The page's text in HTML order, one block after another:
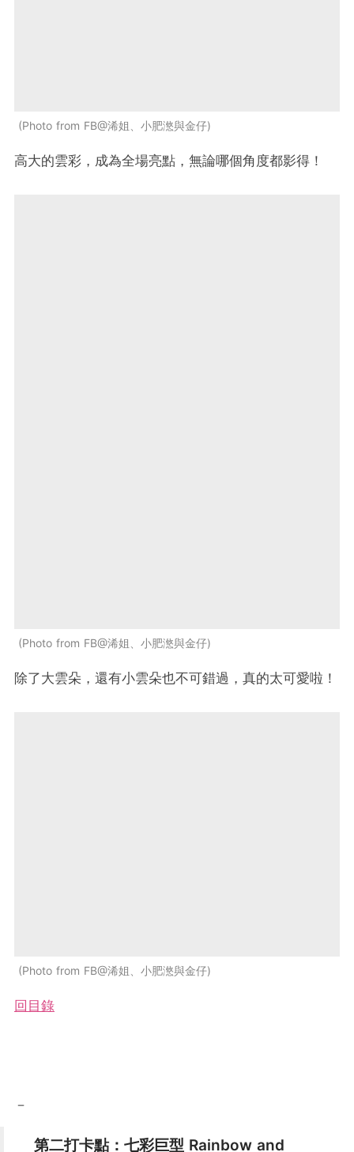
Photo from FB@浠姐、小肥滺與金仔
高大的雲彩，成為全場亮點，無論哪個角度都影得！
Photo from FB@浠姐、小肥滺與金仔
除了大雲朵，還有小雲朵也不可錯過，真的太可愛啦！
Photo from FB@浠姐、小肥滺與金仔
回目錄
－
第二打卡點：七彩巨型 Rainbow and